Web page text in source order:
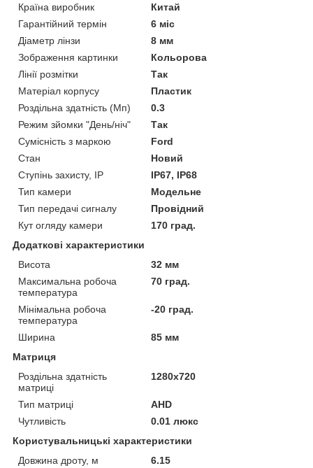
Країна виробник
Китай
Гарантійний термін
6 міс
Діаметр лінзи
8 мм
Зображення картинки
Кольорова
Лінії розмітки
Так
Матеріал корпусу
Пластик
Роздільна здатність (Мп)
0.3
Режим зйомки "День/ніч"
Так
Сумісність з маркою
Ford
Стан
Новий
Ступінь захисту, IP
IP67, IP68
Тип камери
Модельне
Тип передачі сигналу
Провідний
Кут огляду камери
170 град.
Додаткові характеристики
Висота
32 мм
Максимальна робоча
температура
70 град.
Мінімальна робоча
температура
-20 град.
Ширина
85 мм
Матриця
Роздільна здатність
матриці
1280x720
Тип матриці
AHD
Чутливість
0.01 люкс
Користувальницькі характеристики
Довжина дроту, м
6.15